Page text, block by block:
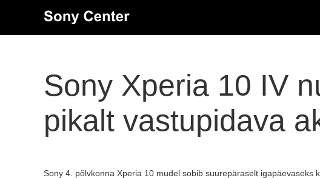
Sony Xperia 10 IV
pikalt vastupidava
Sony 4. põlvkonna Xperia 10 mudel sobib suurepäraselt